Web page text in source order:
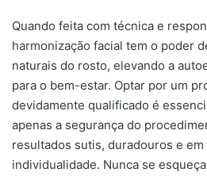
Quando feita com técnica e
harmonização facial tem o poder
naturais do rosto, elevando a
para o bem-estar. Optar por um
devidamente qualificado é
apenas a segurança do
resultados sutis, duradouros e
individualidade. Nunca se